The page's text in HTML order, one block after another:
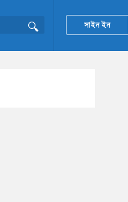
সাইন ইন